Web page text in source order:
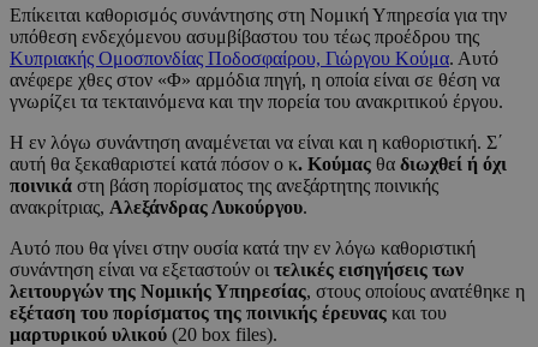
Επίκειται καθορισμός συνάντησης στη Νομική Υπηρεσία για την
υπόθεση ενδεχόμενου ασυμβίβαστου του τέως προέδρου της
Κυπριακής Ομοσπονδίας Ποδοσφαίρου, Γιώργου Κούμα. Αυτό
ανέφερε χθες στον «Φ» αρμόδια πηγή, η οποία είναι σε θέση να
γνωρίζει τα τεκταινόμενα και την πορεία του ανακριτικού έργου.
Η εν λόγω συνάντηση αναμένεται να είναι και η καθοριστική. Σ΄
αυτή θα ξεκαθαριστεί κατά πόσον ο κ. Κούμας θα διωχθεί ή όχι
ποινικά στη βάση πορίσματος της ανεξάρτητης ποινικής
ανακρίτριας, Αλεξάνδρας Λυκούργου.
Αυτό που θα γίνει στην ουσία κατά την εν λόγω καθοριστική
συνάντηση είναι να εξεταστούν οι τελικές εισηγήσεις των
λειτουργών της Νομικής Υπηρεσίας, στους οποίους ανατέθηκε η
εξέταση του πορίσματος της ποινικής έρευνας και του
μαρτυρικού υλικού (20 box files).